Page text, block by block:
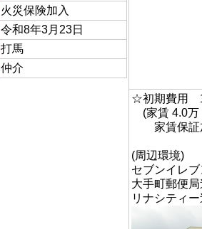
火災保険加入
令和8年3月23日
打馬
仲介
☆初期費用
(家賃 4.0
家賃保証
(周辺環境)
セブンイレブ
大手町郵便
リナシティ